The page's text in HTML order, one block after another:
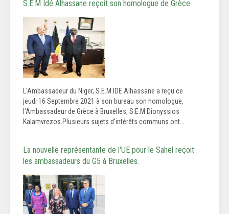
S.E.M Idé Alhassane reçoit son homologue de Grèce
L'Ambassadeur du Niger, S.E.M IDE Alhassane a reçu ce
jeudi 16 Septembre 2021 à son bureau son homologue,
l'Ambassadeur de Grèce à Bruxelles, S.E.M Dionyssios
Kalamvrezos.Plusieurs sujets d'intérêts communs ont...
La nouvelle représentante de l'UE pour le Sahel reçoit
les ambassadeurs du G5 à Bruxelles.